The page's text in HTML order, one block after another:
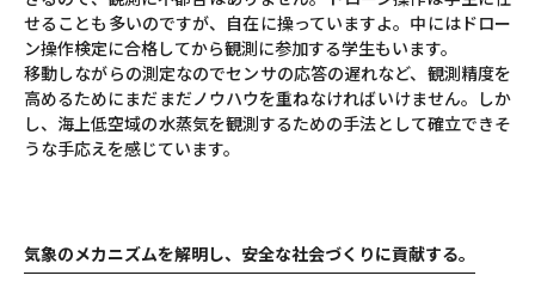
せることも多いのですが、自在に操っていますよ。中にはドロー
ン操作検定に合格してから観測に参加する学生もいます。
移動しながらの測定なのでセンサの応答の遅れなど、観測精度を
高めるためにまだまだノウハウを重ねなければいけません。しか
し、海上低空域の水蒸気を観測するための手法として確立できそ
うな手応えを感じています。
気象のメカニズムを解明し、安全な社会づくりに貢献する。